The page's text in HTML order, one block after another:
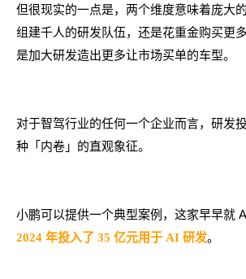
但很现实的一点是，两个维度意味着庞大
组建千人的研发队伍，还是花重金购买更
是加大研发造出更多让市场买单的车型。
对于智驾行业的任何一个企业而言，研发
种「内卷」的直观象征。
小鹏可以提供一个典型案例，这家早早就
2024 年投入了 35 亿元用于 AI 研发。